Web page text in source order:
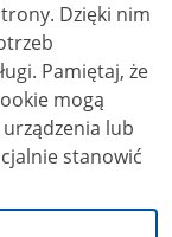
nim
że
mogą
lub
stanowić